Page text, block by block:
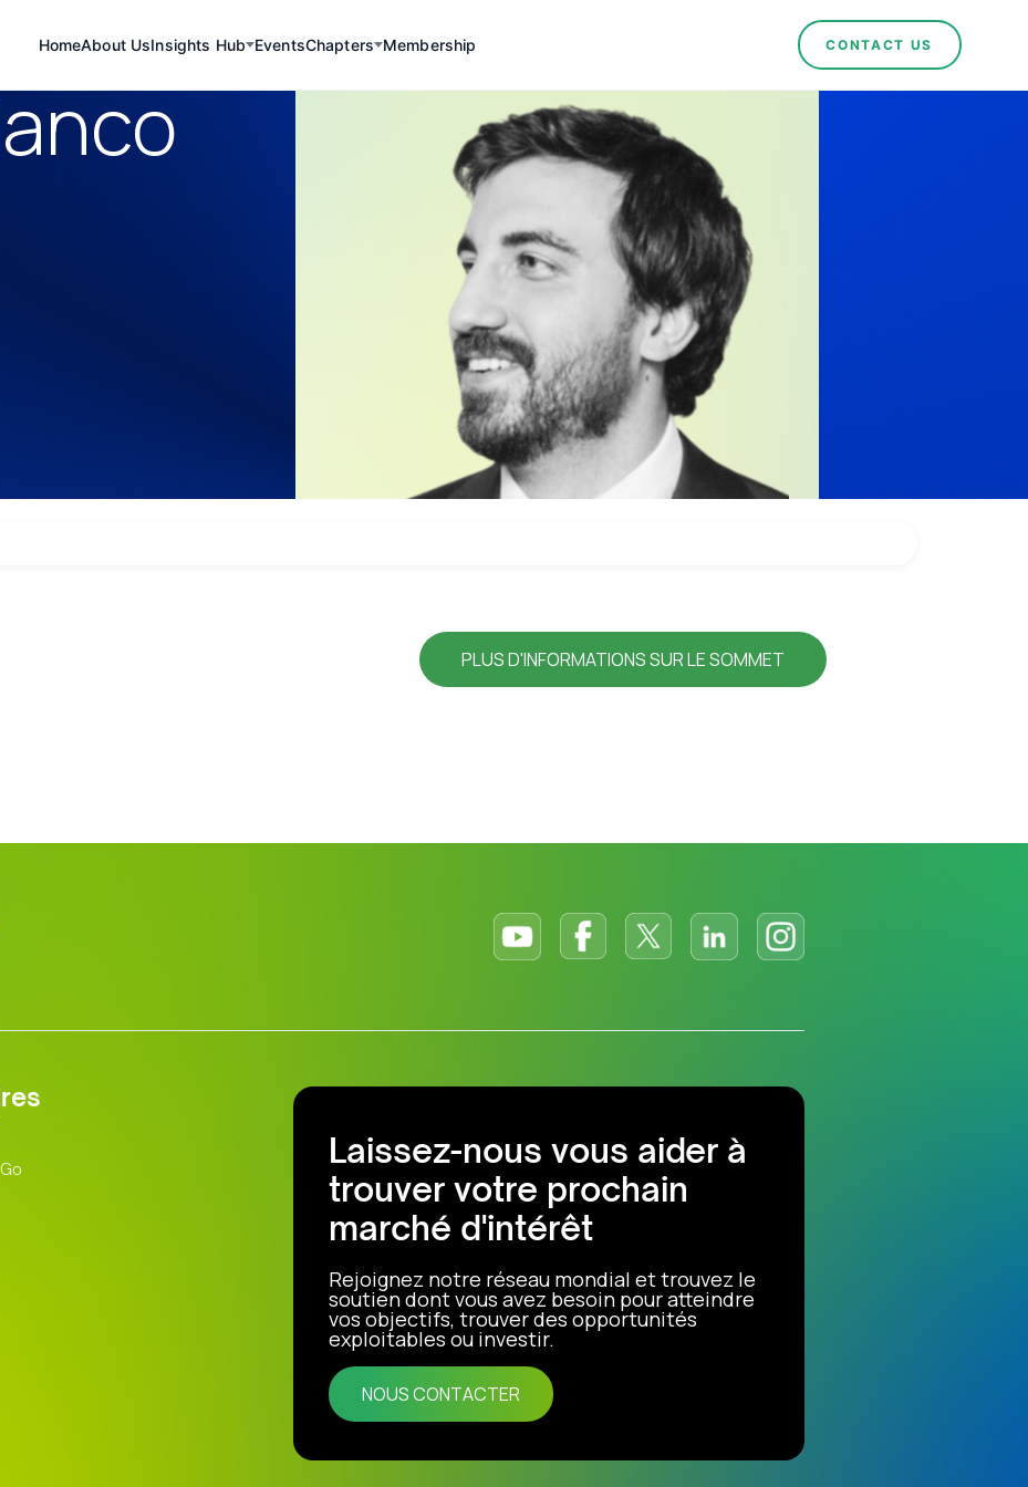
HomeAbout UsInsights Hub EventsChapters Membership CONTACT US
PLUS D'INFORMATIONS SUR LE SOMMET
Laissez-nous vous aider à
trouver votre prochain
marché d'intérêt
Rejoignez notre réseau mondial et trouvez le
soutien dont vous avez besoin pour atteindre
vos objectifs, trouver des opportunités
exploitables ou investir.
NOUS CONTACTER